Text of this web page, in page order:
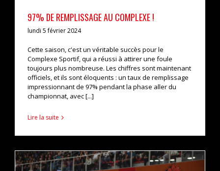
97% DE REMPLISSAGE AU COMPLEXE !
lundi 5 février 2024
Cette saison, c'est un véritable succès pour le
Complexe Sportif, qui a réussi à attirer une foule
toujours plus nombreuse. Les chiffres sont maintenant
officiels, et ils sont éloquents : un taux de remplissage
impressionnant de 97% pendant la phase aller du
championnat, avec [...]
Lire la suite